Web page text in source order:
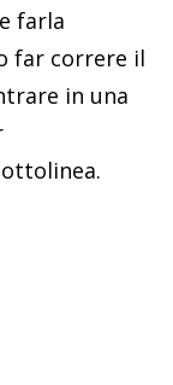
farla
far correre il
in una